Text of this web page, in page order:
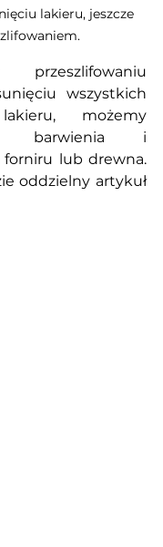
lakieru, jeszcze
wszystkich
lakieru, możemy
barwienia i
forniru lub drewna.
oddzielny artykuł